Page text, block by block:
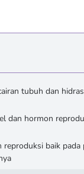
tubuh dan
dan hormon
baik